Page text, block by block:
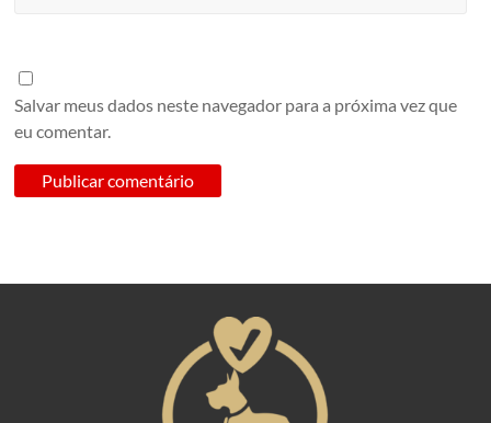
Salvar meus dados neste navegador para a próxima vez que
eu comentar.